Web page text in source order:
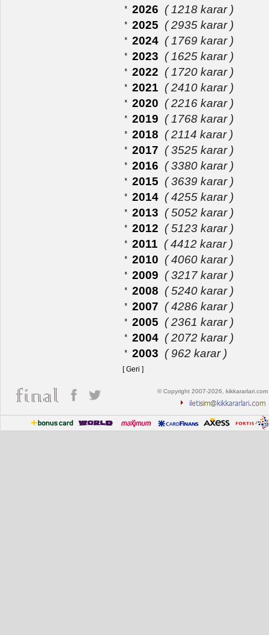
2026 ( 1218 karar )
2025 ( 2935 karar )
2024 ( 1769 karar )
2023 ( 1625 karar )
2022 ( 1720 karar )
2021 ( 2410 karar )
2020 ( 2216 karar )
2019 ( 1768 karar )
2018 ( 2114 karar )
2017 ( 3525 karar )
2016 ( 3380 karar )
2015 ( 3639 karar )
2014 ( 4255 karar )
2013 ( 5052 karar )
2012 ( 5123 karar )
2011 ( 4412 karar )
2010 ( 4060 karar )
2009 ( 3217 karar )
2008 ( 5240 karar )
2007 ( 4286 karar )
2005 ( 2361 karar )
2004 ( 2072 karar )
2003 ( 962 karar )
[ Geri ]
© Copyright 2007-2026,